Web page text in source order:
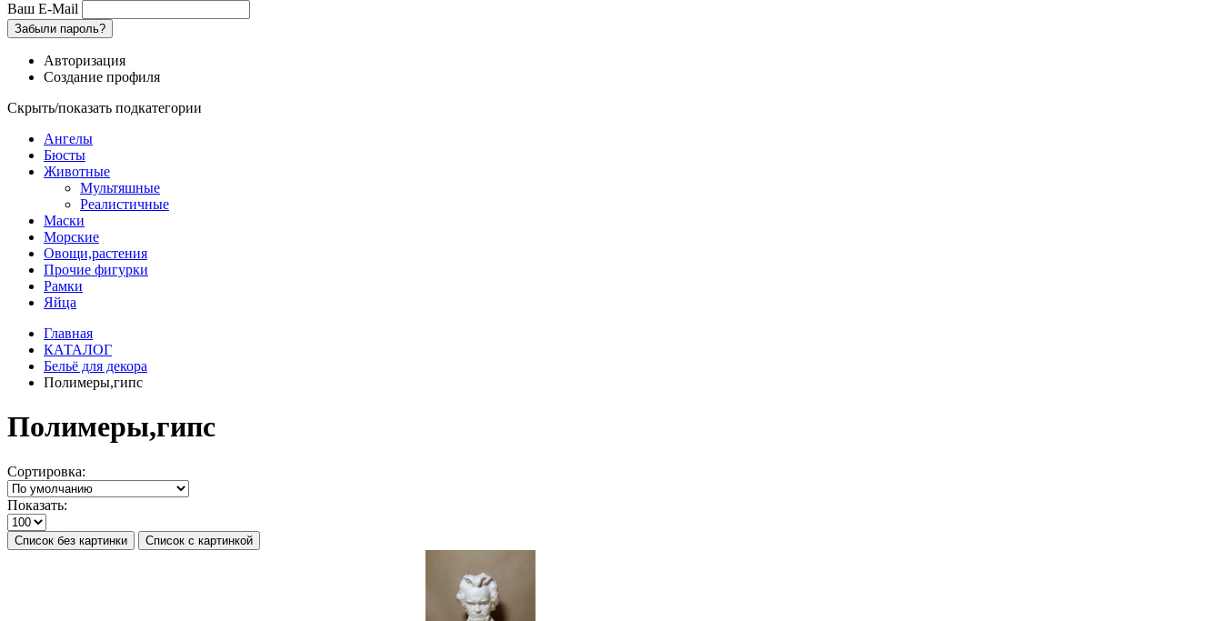
Ваш E-Mail
Забыли пароль?
Авторизация
Создание профиля
Скрыть/показать подкатегории
Ангелы
Бюсты
Животные
Мультяшные
Реалистичные
Маски
Морские
Овощи,растения
Прочие фигурки
Рамки
Яйца
Главная
КАТАЛОГ
Бельё для декора
Полимеры,гипс
Полимеры,гипс
Сортировка:
Показать:
Список без картинки Список с картинкой